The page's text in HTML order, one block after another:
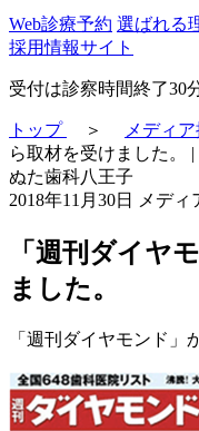
Web診療予約 選ばれる
採用情報サイト
受付は診察時間終了
トップ ＞ メディ
ら取材を受けました。
ぬた歯科八王子
2018年11月30日
メディ
「週刊ダイヤ
ました。
「週刊ダイヤモンド」